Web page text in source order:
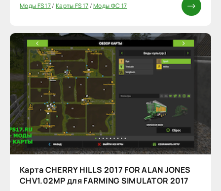
Моды FS 17/ Карты FS 17/Моды ФС 17
Карта CHERRY HILLS 2017 FOR ALAN JONES
CHV1.02MP для FARMING SIMULATOR 2017